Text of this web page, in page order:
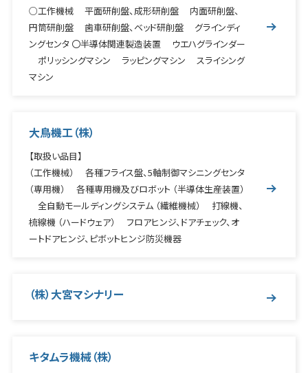
○工作機械 平面研削盤、成形研削盤 内面研削盤、
円筒研削盤 歯車研削盤、ベッド研削盤 グラインディ
ングセンタ 〇半導体関連製造装置 ウエハグラインダー
ポリッシングマシン ラッピングマシン スライシング
マシン
大鳥機工（株）
【取扱い品目】
（工作機械） 各種フライス盤、5軸制御マシニングセンタ
（専用機） 各種専用機及びロボット （半導体生産装置）
全自動モールディングシステム （繊維機械） 打線機、
梳線機 （ハードウェア） フロアヒンジ、ドアチェック、オ
ートドアヒンジ、ピボットヒンジ防災機器
（株）大宮マシナリー
キタムラ機械（株）